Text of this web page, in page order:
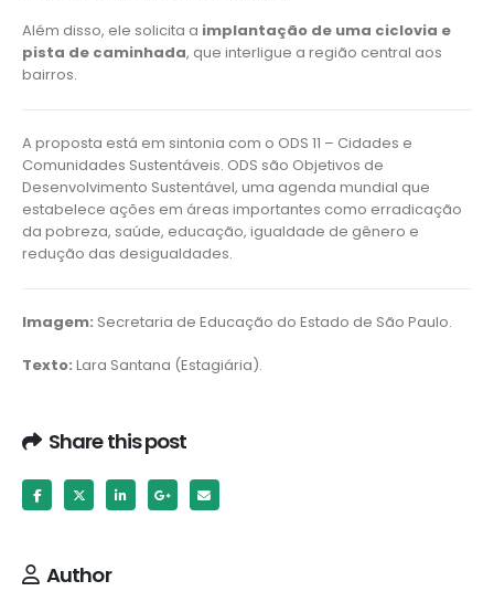
Além disso, ele solicita a implantação de uma ciclovia e
pista de caminhada, que interligue a região central aos
bairros.
A proposta está em sintonia com o ODS 11 – Cidades e
Comunidades Sustentáveis. ODS são Objetivos de
Desenvolvimento Sustentável, uma agenda mundial que
estabelece ações em áreas importantes como erradicação
da pobreza, saúde, educação, igualdade de gênero e
redução das desigualdades.
Imagem: Secretaria de Educação do Estado de São Paulo.
Texto: Lara Santana (Estagiária).
Share this post
Author